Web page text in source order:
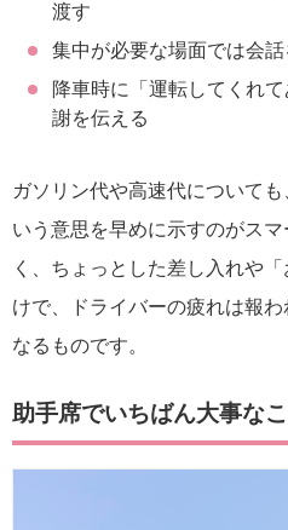
渡す
集中が必要な場面では会
降車時に「運転してくれ
謝を伝える
ガソリン代や高速代について
いう意思を早めに示すのがス
く、ちょっとした差し入れや
けで、ドライバーの疲れは報
なるものです。
助手席でいちばん大事な